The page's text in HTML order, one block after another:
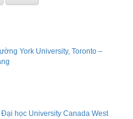
York University, Toronto –
học University Canada West